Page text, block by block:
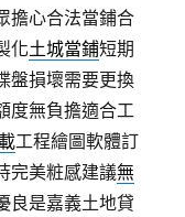
擔心合法當鋪合
化土城當鋪短期
盤損壞需要更換
度無負擔適合工
工程繪圖軟體訂
完美粧感建議無
良是嘉義土地貸